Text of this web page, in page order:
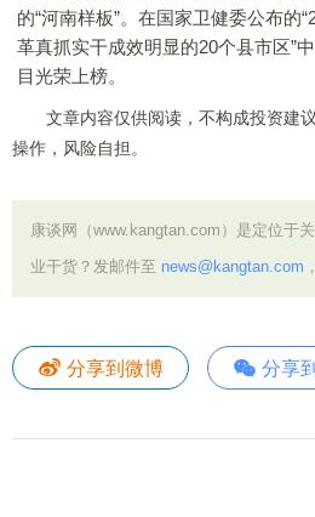
的“河南样板”。在国家卫健委公布的
革真抓实干成效明显的20个县市区”
目光荣上榜。
文章内容仅供阅读，不构成投资建
操作，风险自担。
康谈网（www.kangtan.com）是定位于
业干货？发邮件至 news@kangtan.com
分享到微博 分享